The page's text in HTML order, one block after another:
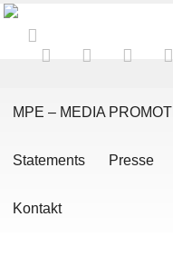
Zum Inhalt wechseln
Zum sekundären Inhalt
MPE – MEDIA
Statements Presse
Kontakt